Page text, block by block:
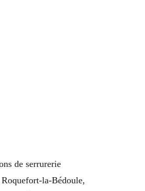
de serrurerie
la-Bédoule,